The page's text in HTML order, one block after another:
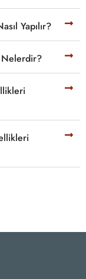
Yapılır?
Nelerdir?